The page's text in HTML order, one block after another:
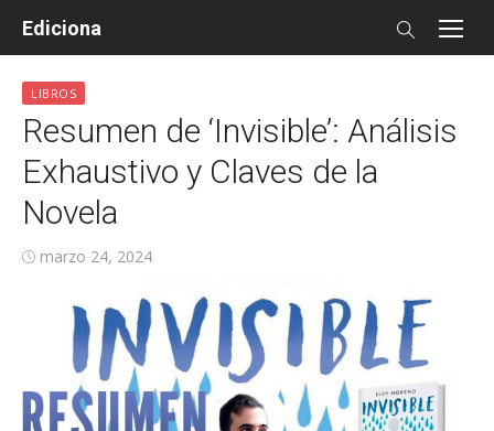
Ediciona
LIBROS
Resumen de ‘Invisible’: Análisis
Exhaustivo y Claves de la
Novela
Posted
marzo 24, 2024